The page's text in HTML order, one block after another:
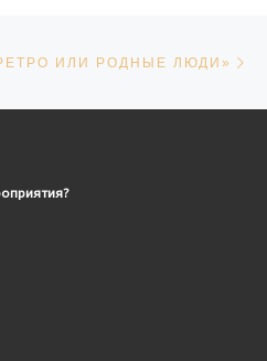
ИЛИ РОДНЫЕ ЛЮДИ»